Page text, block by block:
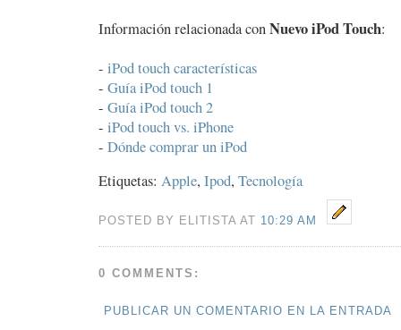
Información relacionada conNuevo iPod Touch:
- iPod touch características
- Guía iPod touch 1
- Guía iPod touch 2
- iPod touch vs. iPhone
- Dónde comprar un iPod
Etiquetas: Apple, Ipod, Tecnología
POSTED BY ELITISTA AT 10:29 AM
0 COMMENTS:
PUBLICAR UN COMENTARIO EN LA ENTRADA